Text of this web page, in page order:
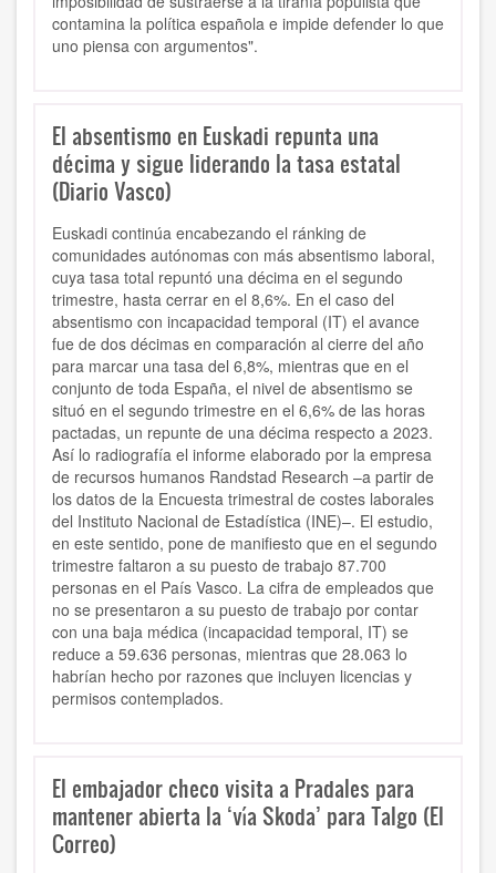
contamina la política española e impide defender lo que
uno piensa con argumentos".
El absentismo en Euskadi repunta una
décima y sigue liderando la tasa estatal
(Diario Vasco)
Euskadi continúa encabezando el ránking de
comunidades autónomas con más absentismo laboral,
cuya tasa total repuntó una décima en el segundo
trimestre, hasta cerrar en el 8,6%. En el caso del
absentismo con incapacidad temporal (IT) el avance
fue de dos décimas en comparación al cierre del año
para marcar una tasa del 6,8%, mientras que en el
conjunto de toda España, el nivel de absentismo se
situó en el segundo trimestre en el 6,6% de las horas
pactadas, un repunte de una décima respecto a 2023.
Así lo radiografía el informe elaborado por la empresa
de recursos humanos Randstad Research –a partir de
los datos de la Encuesta trimestral de costes laborales
del Instituto Nacional de Estadística (INE)–. El estudio,
en este sentido, pone de manifiesto que en el segundo
trimestre faltaron a su puesto de trabajo 87.700
personas en el País Vasco. La cifra de empleados que
no se presentaron a su puesto de trabajo por contar
con una baja médica (incapacidad temporal, IT) se
reduce a 59.636 personas, mientras que 28.063 lo
habrían hecho por razones que incluyen licencias y
permisos contemplados.
El embajador checo visita a Pradales para
mantener abierta la ‘vía Skoda’ para Talgo (El
Correo)